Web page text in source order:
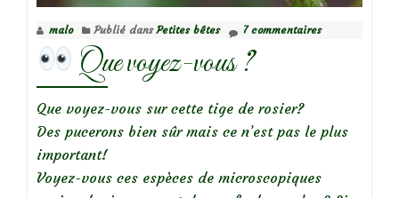
malo Publié dansPetites bêtes 7 commentaires
Que voyez-vous ?
Que voyez-vous sur cette tige de rosier?
Des pucerons bien sûr mais ce n’est pas le plus
important!
Voyez-vous ces espèces de microscopiques